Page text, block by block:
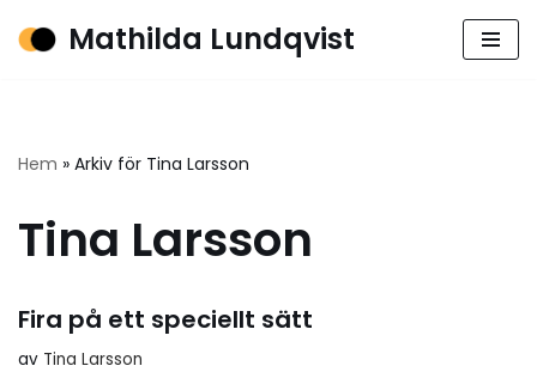
Mathilda Lundqvist
Hem » Arkiv för Tina Larsson
Tina Larsson
Fira på ett speciellt sätt
av Tina Larsson